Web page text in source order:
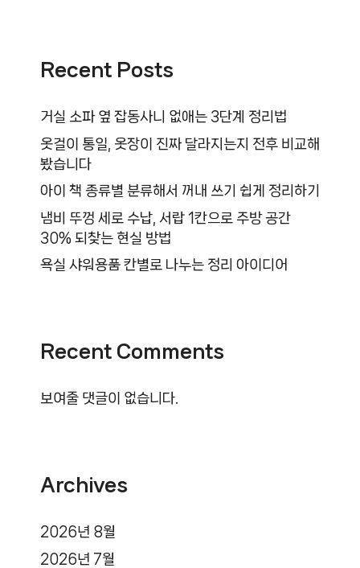
Recent Posts
거실 소파 옆 잡동사니 없애는 3단계 정리법
옷걸이 통일, 옷장이 진짜 달라지는지 전후 비교해
봤습니다
아이 책 종류별 분류해서 꺼내 쓰기 쉽게 정리하기
냄비 뚜껑 세로 수납, 서랍 1칸으로 주방 공간
30% 되찾는 현실 방법
욕실 샤워용품 칸별로 나누는 정리 아이디어
Recent Comments
보여줄 댓글이 없습니다.
Archives
2026년 8월
2026년 7월